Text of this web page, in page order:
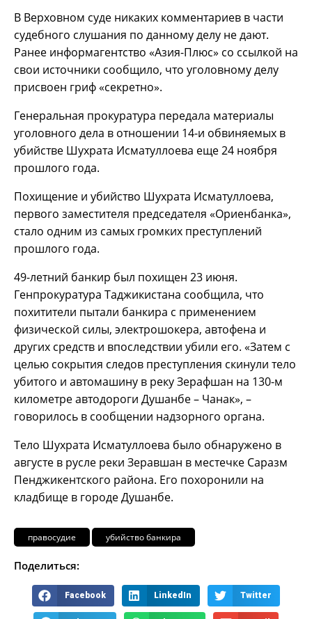
В Верховном суде никаких комментариев в части
судебного слушания по данному делу не дают.
Ранее информагентство «Азия-Плюс» со ссылкой на
свои источники сообщило, что уголовному делу
присвоен гриф «секретно».
Генеральная прокуратура передала материалы
уголовного дела в отношении 14-и обвиняемых в
убийстве Шухрата Исматуллоева еще 24 ноября
прошлого года.
Похищение и убийство Шухрата Исматуллоева,
первого заместителя председателя «Ориенбанка»,
стало одним из самых громких преступлений
прошлого года.
49-летний банкир был похищен 23 июня.
Генпрокуратура Таджикистана сообщила, что
похитители пытали банкира с применением
физической силы, электрошокера, автофена и
других средств и впоследствии убили его. «Затем с
целью сокрытия следов преступления скинули тело
убитого и автомашину в реку Зерафшан на 130-м
километре автодороги Душанбе – Чанак», –
говорилось в сообщении надзорного органа.
Тело Шухрата Исматуллоева было обнаружено в
августе в русле реки Зеравшан в местечке Саразм
Пенджикентского района. Его похоронили на
кладбище в городе Душанбе.
правосудие убийство банкира
Поделиться:
Facebook LinkedIn Twitter